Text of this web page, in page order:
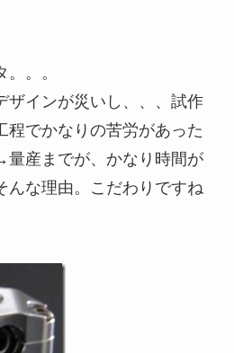
。。
ザインが災いし、、、試作
程でかなりの苦労があった
産までが、かなり時間が
んな理由。こだわりですね